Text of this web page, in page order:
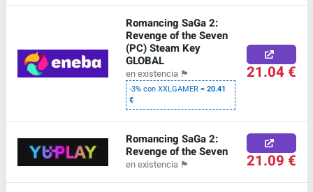
Romancing SaGa 2:
Revenge of the Seven
(PC) Steam Key
GLOBAL
en existencia 🏴
-3% con XXLGAMER =20.41
€
21.04 €
Romancing SaGa 2:
Revenge of the Seven
en existencia 🏴 21.09 €